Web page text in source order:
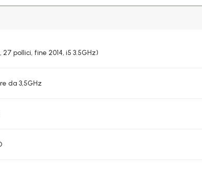
pollici, fine 2014, i5 3.5GHz)
da 3,5GHz